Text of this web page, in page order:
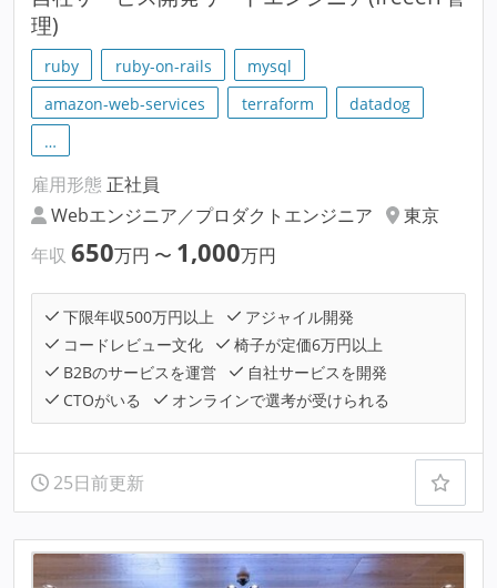
理)
ruby ruby-on-rails
mysql
amazon-web-services
terraform
datadog
…
雇用形態 正社員
Webエンジニア／プロダクトエンジニア
東京
年収 650万円 〜 1,000万円
下限年収500万円以上
アジャイル開発
コードレビュー文化
椅子が定価6万円以上
B2Bのサービスを運営
自社サービスを開発
CTOがいる
オンラインで選考が受けられる
25日前更新